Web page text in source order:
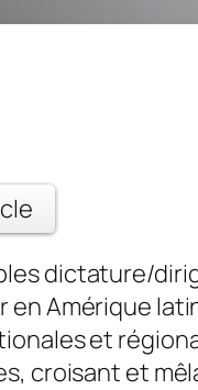
dictature/
Amérique
et
croisant et